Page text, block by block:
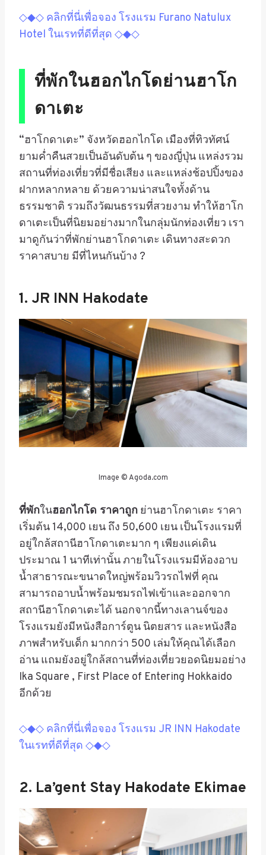
◇◆◇ คลิกที่นี่เพื่อจอง โรงแรม Furano Natulux
Hotel ในเรทที่ดีที่สุด ◇◆◇
ที่พักในฮอกไกโดย่านฮาโก
ดาเตะ
“ฮาโกดาเตะ” จังหวัดฮอกไกโด เมืองที่ทิวทัศน์
ยามค่ำคืนสวยเป็นอันดับต้น ๆ ของญี่ปุ่น แหล่งรวม
สถานที่ท่องเที่ยวที่มีชื่อเสียง และแหล่งช้อปปิ้งของ
ฝากหลากหลาย ด้วยความน่าสนใจทั้งด้าน
ธรรมชาติ รวมถึงวัฒนธรรมที่สวยงาม ทำให้ฮาโก
ดาเตะเป็นที่นิยมอย่างมากในกลุ่มนักท่องเที่ยว เรา
มาดูกันว่าที่พักย่านฮาโกดาเตะ เดินทางสะดวก
ราคาสบาย มีที่ไหนกันบ้าง ?
1. JR INN Hakodate
Image © Agoda.com
ที่พักในฮอกไกโด ราคาถูก ย่านฮาโกดาเตะ ราคา
เริ่มต้น 14,000 เยน ถึง 50,600 เยน เป็นโรงแรมที่
อยู่ใกล้สถานีฮาโกดาเตะมาก ๆ เพียงแค่เดิน
ประมาณ 1 นาทีเท่านั้น ภายในโรงแรมมีห้องอาบ
น้ำสาธารณะขนาดใหญ่พร้อมวิวรถไฟที่ คุณ
สามารถอาบน้ำพร้อมชมรถไฟเข้าและออกจาก
สถานีฮาโกดาเตะได้ นอกจากนี้ทางเลานจ์ของ
โรงแรมยังมีหนังสือการ์ตูน นิตยสาร และหนังสือ
ภาพสำหรับเด็ก มากกว่า 500 เล่มให้คุณได้เลือก
อ่าน แถมยังอยู่ใกล้สถานที่ท่องเที่ยวยอดนิยมอย่าง
Ika Square , First Place of Entering Hokkaido
อีกด้วย
◇◆◇ คลิกที่นี่เพื่อจอง โรงแรม JR INN Hakodate
ในเรทที่ดีที่สุด ◇◆◇
2. La’gent Stay Hakodate Ekimae